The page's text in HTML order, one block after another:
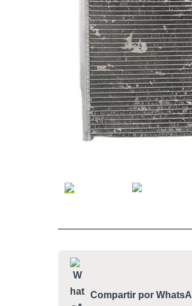
Compartir por